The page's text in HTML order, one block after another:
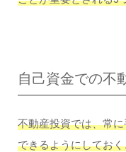
自己資金での不
不動産投資では、常
できるようにしてお